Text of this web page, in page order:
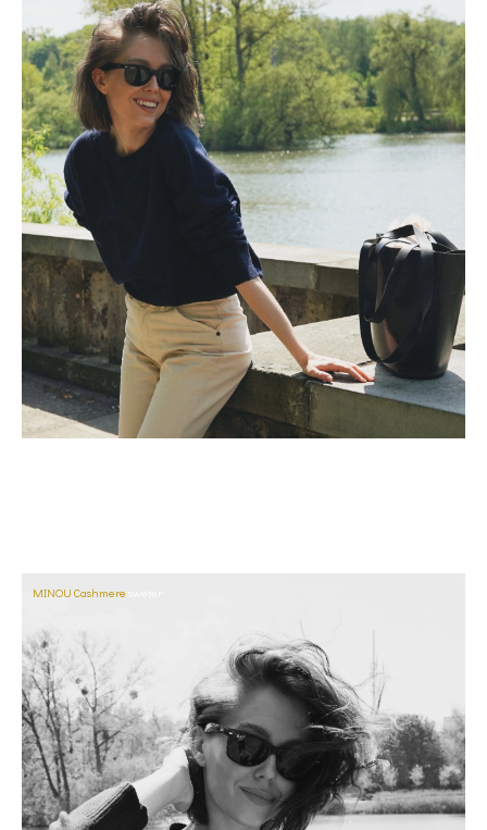
MINOU Cashmere